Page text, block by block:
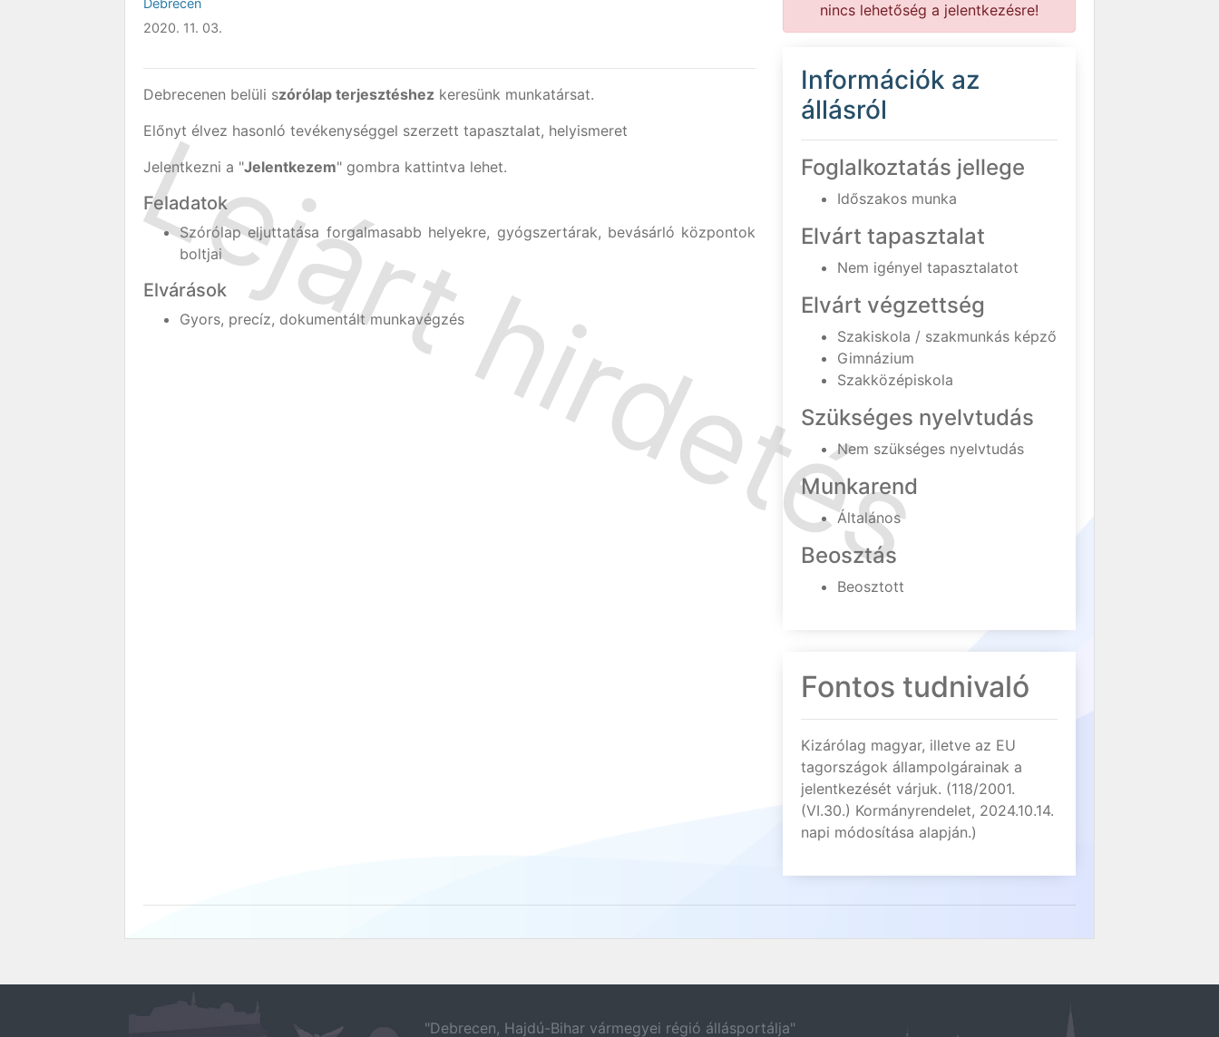
Debrecen
2020. 11. 03.
Debrecenen belüli szórólap terjesztéshez keresünk munkatársat.
Előnyt élvez hasonló tevékenységgel szerzett tapasztalat, helyismeret
Jelentkezni a "Jelentkezem" gombra kattintva lehet.
Feladatok
Szórólap eljuttatása forgalmasabb helyekre, gyógszertárak, bevásárló központok
boltjai
Elvárások
Gyors, precíz, dokumentált munkavégzés
nincs lehetőség a jelentkezésre!
Információk az
állásról
Foglalkoztatás jellege
Időszakos munka
Elvárt tapasztalat
Nem igényel tapasztalatot
Elvárt végzettség
Szakiskola / szakmunkás képző
Gimnázium
Szakközépiskola
Szükséges nyelvtudás
Nem szükséges nyelvtudás
Munkarend
Általános
Beosztás
Beosztott
Fontos tudnivaló
Kizárólag magyar, illetve az EU
tagországok állampolgárainak a
jelentkezését várjuk. (118/2001.
(VI.30.) Kormányrendelet, 2024.10.14.
napi módosítása alapján.)
"Debrecen, Hajdú-Bihar vármegyei régió állásportálja"